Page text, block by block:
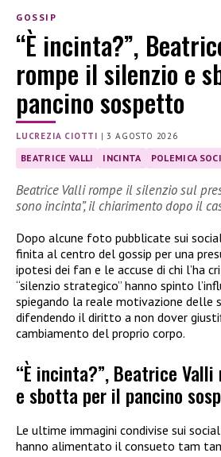
GOSSIP
“È incinta?”,
rompe il silenzio e
pancino sospetto
LUCREZIA CIOTTI |3 AGOSTO 2026
BEATRICE VALLI INCINTA POLEMICA
Beatrice Valli rompe il silenzio sul
sono incinta”, il chiarimento dopo il
Dopo alcune foto pubblicate sui
finita al centro del gossip per una
ipotesi dei fan e le accuse di chi l’ha
“silenzio strategico” hanno spinto
spiegando la reale motivazione delle
difendendo il diritto a non dover
cambiamento del proprio corpo.
“È incinta?”, Beatrice
e sbotta per il pancino
Le ultime immagini condivise sui
hanno alimentato il consueto tam